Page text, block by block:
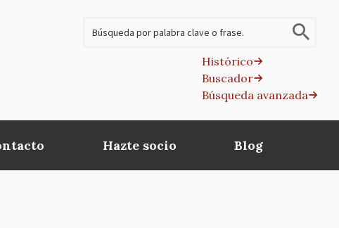
Histórico
Buscador
Búsqueda avanzada
Hazte socio Blog